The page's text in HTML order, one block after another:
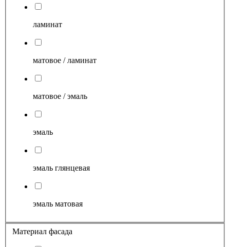
ламинат
матовое / ламинат
матовое / эмаль
эмаль
эмаль глянцевая
эмаль матовая
Материал фасада